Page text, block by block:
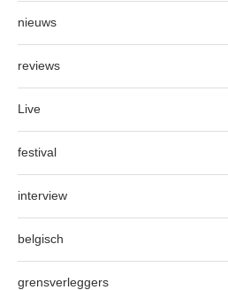
nieuws
reviews
Live
festival
interview
belgisch
grensverleggers